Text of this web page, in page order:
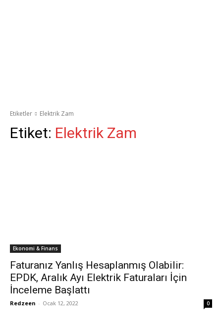
Etiketler Elektrik Zam
Etiket: Elektrik Zam
Ekonomi & Finans
Faturanız Yanlış Hesaplanmış Olabilir:
EPDK, Aralık Ayı Elektrik Faturaları İçin
İnceleme Başlattı
Redzeen - Ocak 12, 2022 0